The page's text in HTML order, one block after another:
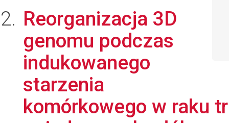
Reorganizacja 3D
genomu podczas
indukowanego
starzenia
komórkowego w raku